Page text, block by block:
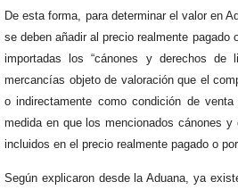
De esta forma, para determinar el valor en
se deben añadir al precio realmente pagado
importadas los “cánones y derechos de
mercancías objeto de valoración que el
o indirectamente como condición de
medida en que los mencionados cánones
incluidos en el precio realmente pagado o por
Según explicaron desde la Aduana, ya